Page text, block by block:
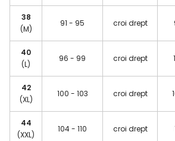
38
(M)
91 - 95 croi drept
40
(L)
96 - 99 croi drept
42
(XL)
100 - 103 croi drept
44
(XXL)
104 - 110 croi drept